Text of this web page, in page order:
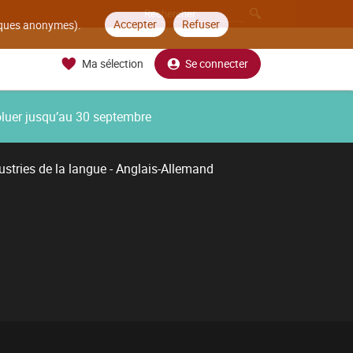
anonymes). Accepter Refuser
Ma sélection Se connecter
jusqu’au 30 septembre
de la langue - Anglais-Allemand